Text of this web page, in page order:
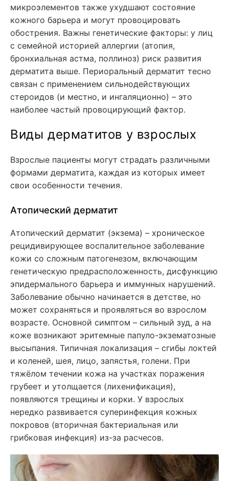
микроэлементов также ухудшают состояние
кожного барьера и могут провоцировать
обострения. Важны генетические факторы: у лиц
с семейной историей аллергии (атопия,
бронхиальная астма, поллиноз) риск развития
дерматита выше. Периоральный дерматит тесно
связан с применением сильнодействующих
стероидов (и местно, и ингаляционно) – это
наиболее частый провоцирующий фактор.
Виды дерматитов у взрослых
Взрослые пациенты могут страдать различными
формами дерматита, каждая из которых имеет
свои особенности течения.
Атопический дерматит
Атопический дерматит (экзема) – хроническое
рецидивирующее воспалительное заболевание
кожи со сложным патогенезом, включающим
генетическую предрасположенность, дисфункцию
эпидермального барьера и иммунных нарушений.
Заболевание обычно начинается в детстве, но
может сохраняться и проявляться во взрослом
возрасте. Основной симптом – сильный зуд, а на
коже возникают эритемные папуло-экзематозные
высыпания. Типичная локализация – сгибы локтей
и коленей, шея, лицо, запястья, голени. При
тяжёлом течении кожа на участках поражения
грубеет и утолщается (лихенификация),
появляются трещины и корки. У взрослых
нередко развивается суперинфекция кожных
покровов (вторичная бактериальная или
грибковая инфекция) из-за расчесов.